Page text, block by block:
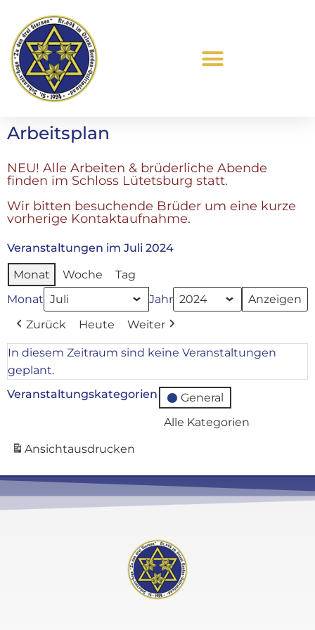
Arbeitsplan
NEU! Alle Arbeiten & brüderliche Abende
finden im Schloss Lütetsburg statt.
Wir bitten besuchende Brüder um eine kurze
vorherige Kontaktaufnahme.
Veranstaltungen im Juli 2024
Monat
Woche
Tag
Monat
Jahr
Zurück
Heute Weiter
In diesem Zeitraum sind keine Veranstaltungen
geplant.
Veranstaltungskategorien
General
Alle Kategorien
Ansichtausdrucken